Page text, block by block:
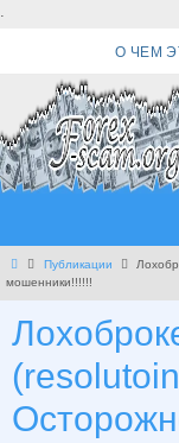
.
О ЧЕМ
Главная
Публикации
мошенники!!!!!!